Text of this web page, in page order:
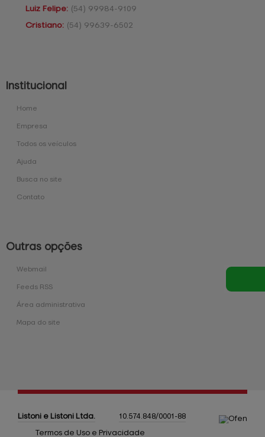
Luiz Felipe: (54) 99984-9109
Cristiano: (54) 99639-6502
Institucional
Home
Empresa
Todos os veículos
Ajuda
Busca no site
Contato
Outras opções
Webmail
Feeds RSS
Área administrativa
Mapa do site
Listoni e Listoni Ltda. 10.574.848/0001-88
Termos de Uso e Privacidade